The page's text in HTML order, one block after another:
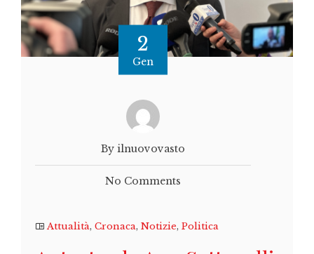
2
Gen
By ilnuovovasto
No Comments
Attualità, Cronaca, Notizie, Politica